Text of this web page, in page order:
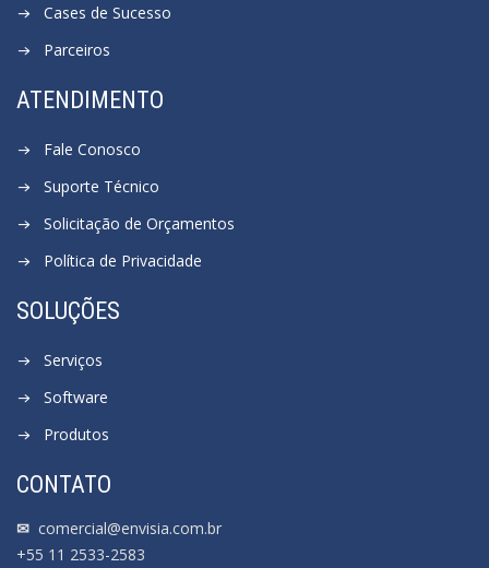
Cases de Sucesso
Parceiros
ATENDIMENTO
Fale Conosco
Suporte Técnico
Solicitação de Orçamentos
Política de Privacidade
SOLUÇÕES
Serviços
Software
Produtos
CONTATO
✉ comercial@envisia.com.br
+55 11 2533-2583